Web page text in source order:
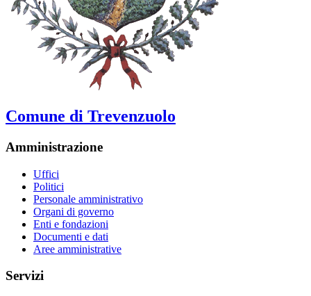
Comune di Trevenzuolo
Amministrazione
Uffici
Politici
Personale amministrativo
Organi di governo
Enti e fondazioni
Documenti e dati
Aree amministrative
Servizi